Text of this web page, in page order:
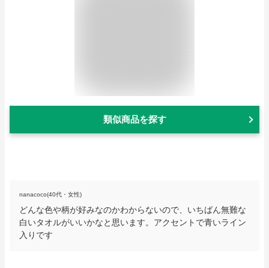
類似商品を探す
nanacoco(40代・女性)
どんな色や柄が好みなのかわからないので、いちばん無難な
白いタオルがいいかなと思います。アクセントで青いライン
入りです